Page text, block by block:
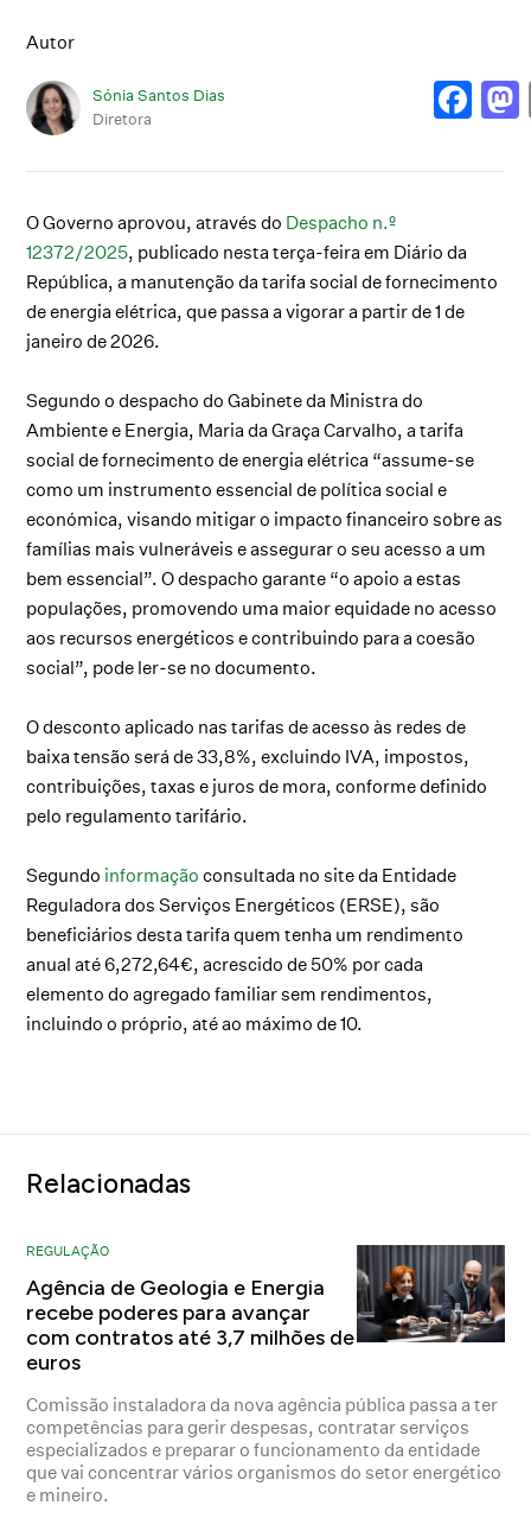
Autor
Sónia Santos Dias
Diretora
O Governo aprovou, através do Despacho n.º
12372/2025, publicado nesta terça-feira em Diário da
República, a manutenção da tarifa social de fornecimento
de energia elétrica, que passa a vigorar a partir de 1 de
janeiro de 2026.
Segundo o despacho do Gabinete da Ministra do
Ambiente e Energia, Maria da Graça Carvalho, a tarifa
social de fornecimento de energia elétrica “assume-se
como um instrumento essencial de política social e
económica, visando mitigar o impacto financeiro sobre as
famílias mais vulneráveis e assegurar o seu acesso a um
bem essencial”. O despacho garante “o apoio a estas
populações, promovendo uma maior equidade no acesso
aos recursos energéticos e contribuindo para a coesão
social”, pode ler-se no documento.
O desconto aplicado nas tarifas de acesso às redes de
baixa tensão será de 33,8%, excluindo IVA, impostos,
contribuições, taxas e juros de mora, conforme definido
pelo regulamento tarifário.
Segundo informação consultada no site da Entidade
Reguladora dos Serviços Energéticos (ERSE), são
beneficiários desta tarifa quem tenha um rendimento
anual até 6,272,64€, acrescido de 50% por cada
elemento do agregado familiar sem rendimentos,
incluindo o próprio, até ao máximo de 10.
Relacionadas
REGULAÇÃO
Agência de Geologia e Energia
recebe poderes para avançar
com contratos até 3,7 milhões de
euros
Comissão instaladora da nova agência pública passa a ter
competências para gerir despesas, contratar serviços
especializados e preparar o funcionamento da entidade
que vai concentrar vários organismos do setor energético
e mineiro.